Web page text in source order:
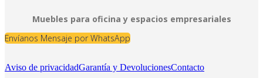
Muebles para oficina y espacios empresariales
Envíanos Mensaje por WhatsApp
Aviso de privacidadGarantía y DevolucionesContacto